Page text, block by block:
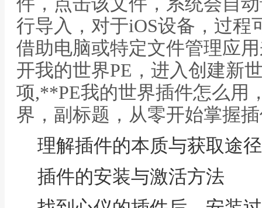
行导入，对于iOS设备，过程
借助电脑或特定文件管理应
开我的世界PE，进入创建新
项,**PE我的世界插件怎么用
界，副标题，从零开始掌握
理解插件的本质与获取途径
插件的安装与激活方法